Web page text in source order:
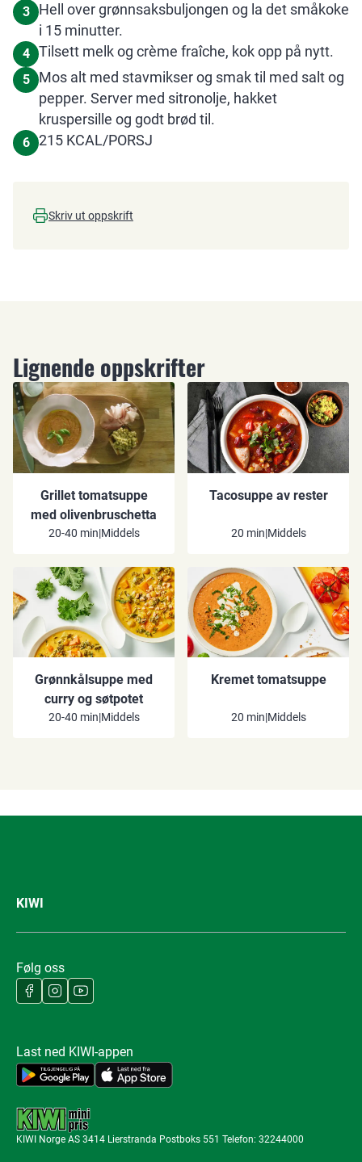
3
Hell over grønnsaksbuljongen og la det småkoke
i 15 minutter.
4 Tilsett melk og crème fraîche, kok opp på nytt.
5
Mos alt med stavmikser og smak til med salt og
pepper. Server med sitronolje, hakket
kruspersille og godt brød til.
6 215 KCAL/PORSJ
Skriv ut oppskrift
Lignende oppskrifter
Grillet tomatsuppe
med olivenbruschetta
20-40 min|Middels
Tacosuppe av rester
20 min|Middels
Grønnkålsuppe med
curry og søtpotet
20-40 min|Middels
Kremet tomatsuppe
20 min|Middels
KIWI
Følg oss
Last ned KIWI-appen
KIWI Norge AS 3414 Lierstranda Postboks 551 Telefon: 32244000